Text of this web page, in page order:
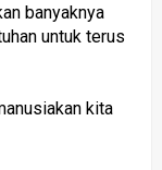
banyaknya
untuk terus
kita